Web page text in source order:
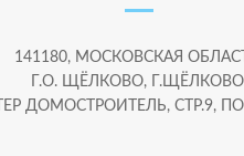
141180, МОСКОВСКАЯ
Г.О. ЩЁЛКОВО,
ТЕР ДОМОСТРОИТЕЛЬ, СТР.9,